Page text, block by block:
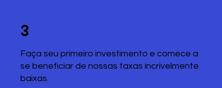
3
Faça seu primeiro investimento e comece a
se beneficiar de nossas taxas incrivelmente
baixas.